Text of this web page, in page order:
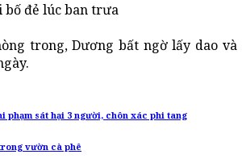
bố đẻ lúc ban trưa
trong, Dương bất ngờ lấy dao và
phạm sát hại 3 người, chôn xác phi tang
vườn cà phê